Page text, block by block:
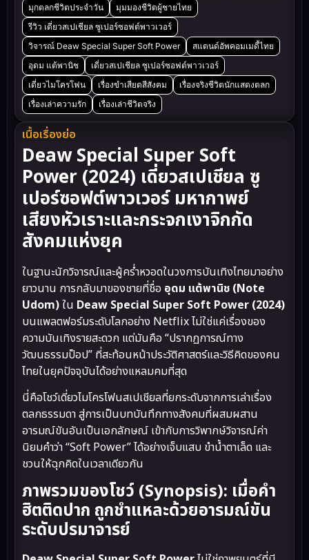
มุกตลกชีวิตประจำวัน
มุมมองชีวิตผู้ชายไทย
รีวิว เดี่ยวสเปเชียล ซูเปอร์ซอฟต์พาวเวอร์
วิจารณ์ Deaw Special Super Soft Power
สแตนด์อัพคอมเมดี้ไทย
อุดม แต้พานิช
เดี่ยวสเปเชียล ซูเปอร์ซอฟต์พาวเวอร์
เดี่ยวไมโครโฟน
เรื่องขำเสียดสีสังคม
เรื่องจริงชีวิตนักแสดงตลก
เรื่องเล่าความรัก
เรื่องเล่าชีวิตจริง
เนื้อเรื่องย่อ
Deaw Special Super Soft
Power (2024) เดี่ยวสเปเชียล ซู
เปอร์ซอฟต์พาวเวอร์ มหากาพย์
เสียงหัวเราะและกระจกเงาจิกกัด
สังคมแห่งยุค
ในฐานะนักวิจารณ์และผู้คร่ำหวอดในวงการบันเทิงไทยมาอย่าง
ยาวนาน การกลับมาของชายที่ชื่อ อุดม แต้พานิช (Note
Udom)ใน Deaw Special Super Soft Power (2024)
บนแพลตฟอร์มระดับโลกอย่าง Netflix ไม่ใช่แค่เรื่องของ
ความบันเทิงรายสะดวก แต่มันคือ “ปรากฏการณ์ทาง
วัฒนธรรมป็อป” ที่สะท้อนหน้าประวัติศาสตร์และวิธีคิดของคน
ไทยในยุคปัจจุบันได้อย่างแหลมคมที่สุด
นี่คือโชว์เดี่ยวไมโครโฟนสเปเชียลที่ยกระดับจากการเล่าเรื่อง
ตลกธรรมดา สู่การเป็นบทบันทึกทางสังคมที่ผสมผสาน
อารมณ์ขันอันเป็นเอกลักษณ์ เข้ากับการวิพากษ์วิจารณ์ค่า
นิยมคำว่า “Soft Power” ได้อย่างเจ็บแสบ ขำน้ำตาเล็ด และ
ชวนให้ฉุกคิดในเวลาเดียวกัน
ภาพรวมของโชว์ (Synopsis): เมื่อคำ
ฮิตติดปาก ถูกชำแหละด้วยอารมณ์ขัน
ระดับปรมาจารย์